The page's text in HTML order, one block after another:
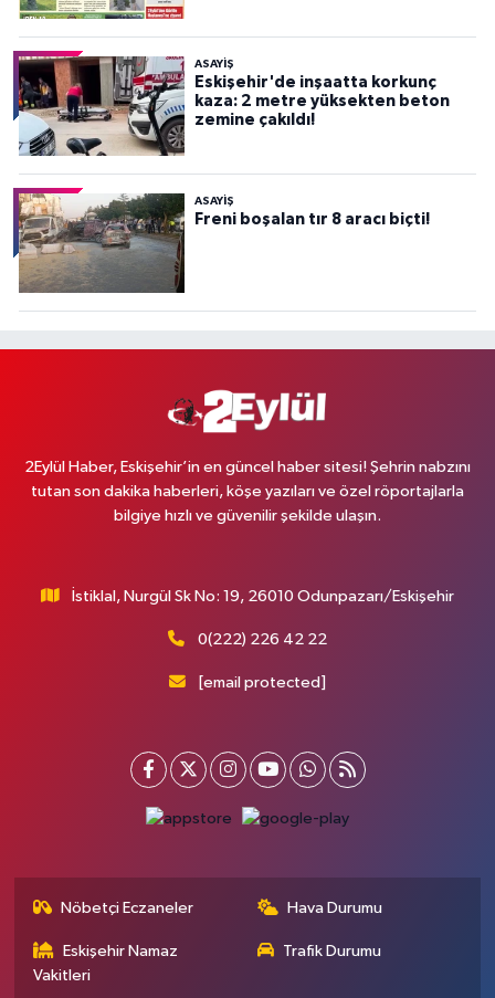
ASAYİŞ
Eskişehir'de inşaatta korkunç
kaza: 2 metre yüksekten beton
zemine çakıldı!
ASAYİŞ
Freni boşalan tır 8 aracı biçti!
2Eylül Haber, Eskişehir’in en güncel haber sitesi! Şehrin nabzını
tutan son dakika haberleri, köşe yazıları ve özel röportajlarla
bilgiye hızlı ve güvenilir şekilde ulaşın.
İstiklal, Nurgül Sk No: 19, 26010 Odunpazarı/Eskişehir
0(222) 226 42 22
[email protected]
Nöbetçi Eczaneler Hava Durumu
Eskişehir Namaz
Vakitleri
Trafik Durumu